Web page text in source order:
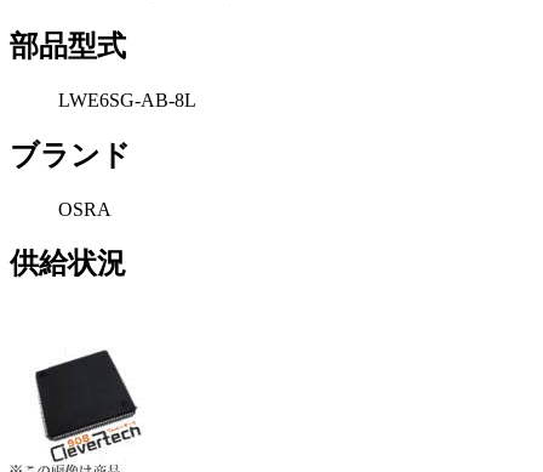
部品型式
LWE6SG-AB-8L
ブランド
OSRA
供給状況